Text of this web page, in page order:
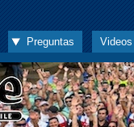
Preguntas Videos